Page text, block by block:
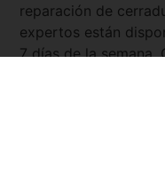
reparación de
expertos están
7 días de la semana.